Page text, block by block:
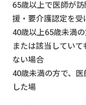
65歳以上で医師が
援・要介護認定を受
40歳以上65歳未満
または該当してい
ない場合
40歳未満の方で、
した場